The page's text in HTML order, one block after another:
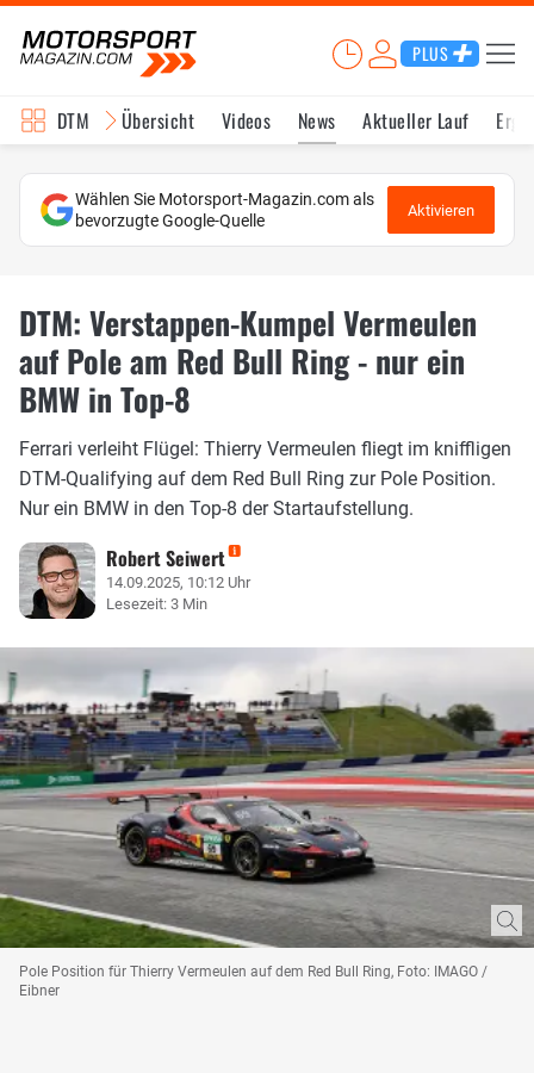
PLUS
DTM Übersicht Videos News Aktueller Lauf
Wählen Sie Motorsport-Magazin.com als
bevorzugte Google-Quelle
Aktivieren
DTM: Verstappen-Kumpel Vermeulen
auf Pole am Red Bull Ring - nur ein
BMW in Top-8
Ferrari verleiht Flügel: Thierry Vermeulen fliegt im kniffligen
DTM-Qualifying auf dem Red Bull Ring zur Pole Position.
Nur ein BMW in den Top-8 der Startaufstellung.
Robert Seiwert
14.09.2025, 10:12 Uhr
Lesezeit: 3 Min
Pole Position für Thierry Vermeulen auf dem Red Bull Ring, Foto: IMAGO /
Eibner